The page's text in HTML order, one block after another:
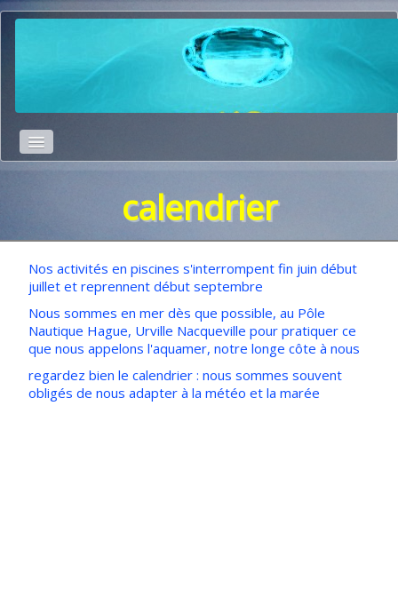
Inscription▼
Photos
calendrier
Nos activités en piscines s'interrompent fin juin début
juillet et reprennent début septembre
Nous sommes en mer dès que possible, au Pôle
Nautique Hague, Urville Nacqueville pour pratiquer ce
que nous appelons l'aquamer, notre longe côte à nous
regardez bien le calendrier : nous sommes souvent
obligés de nous adapter à la météo et la marée